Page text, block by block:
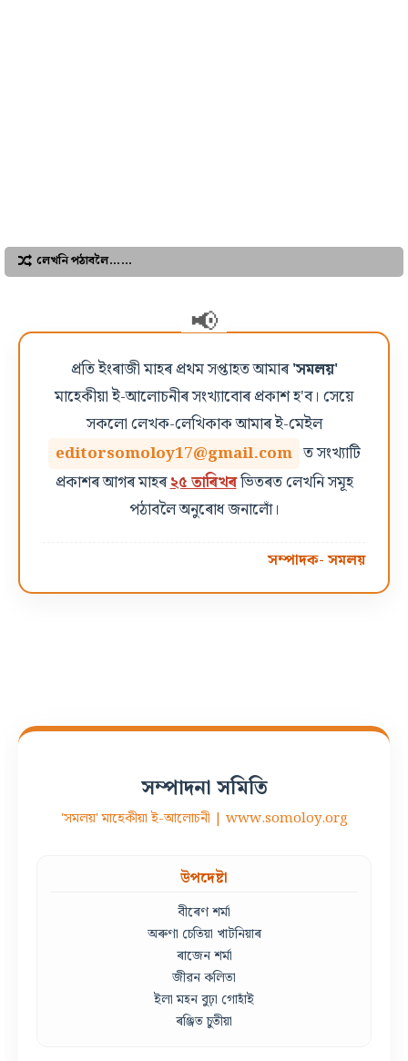
লেখনি পঠাবলৈ……
প্ৰতি ইংৰাজী মাহৰ প্ৰথম সপ্তাহত আমাৰ'সমলয়'
মাহেকীয়া ই-আলোচনীৰ সংখ্যাবোৰ প্ৰকাশ হ'ব। সেয়ে
সকলো লেখক-লেখিকাক আমাৰ ই-মেইল
editorsomoloy17@gmail.com ত সংখ্যাটি
প্ৰকাশৰ আগৰ মাহৰ২৫ তাৰিখৰভিতৰত লেখনি সমূহ
পঠাবলৈ অনুৰোধ জনালোঁ।
সম্পাদক- সমলয়
সম্পাদনা সমিতি
'সমলয়' মাহেকীয়া ই-আলোচনী | www.somoloy.org
উপদেষ্টা
বীৰেণ শৰ্মা
অৰুণা চেতিয়া খাটনিয়াৰ
ৰাজেন শৰ্মা
জীৱন কলিতা
ইলা মহন বুঢ়া গোহাঁই
ৰঞ্জিত চুতীয়া